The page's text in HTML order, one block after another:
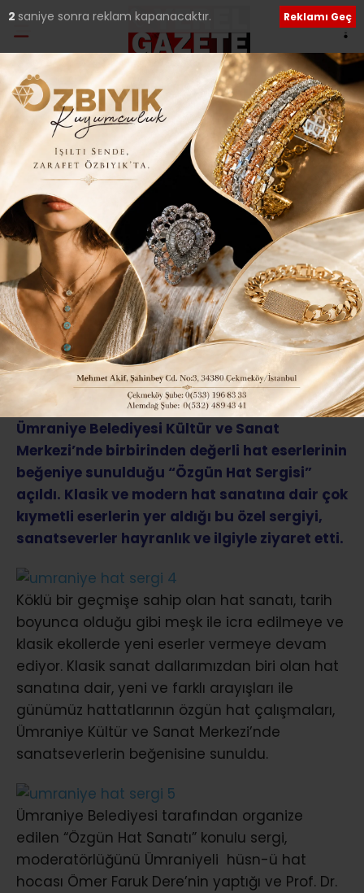
Ana Sayfa›Kültür Sanat
‘ÖZGÜN HAT SERGİSİ’
ÜMRANİYE’DE AÇILDI..
Giriş: 16-12-2015 10:29
Güncelleme: 16-12-2015 10:29
180 Kültür Sanat
ABONE OL
Ümraniye Belediyesi Kültür ve Sanat
Merkezi’nde birbirinden değerli hat eserlerinin
beğeniye sunulduğu “Özgün Hat Sergisi”
açıldı. Klasik ve modern hat sanatına dair çok
kıymetli eserlerin yer aldığı bu özel sergiyi,
sanatseverler hayranlık ve ilgiyle ziyaret etti.
Köklü bir geçmişe sahip olan hat sanatı, tarih
boyunca olduğu gibi meşk ile icra edilmeye ve
klasik ekollerde yeni eserler vermeye devam
ediyor. Klasik sanat dallarımızdan biri olan hat
sanatına dair, yeni ve farklı arayışları ile
günümüz hattatlarının özgün hat çalışmaları,
Ümraniye Kültür ve Sanat Merkezi’nde
sanatseverlerin beğenisine sunuldu.
Ümraniye Belediyesi tarafından organize
edilen “Özgün Hat Sanatı” konulu sergi,
moderatörlüğünü Ümraniyeli hüsn-ü hat
hocası Ömer Faruk Dere’nin yaptığı ve Prof. Dr.